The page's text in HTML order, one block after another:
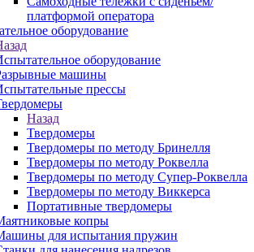
платформой оператора
оборудование
оборудование
машины
прессы
Назад
Твердомеры
Твердомеры по методу Бринелля
Твердомеры по методу Роквелла
Твердомеры по методу Супер-Роквелла
Твердомеры по методу Виккерса
Портативные твердомеры
копры
для испытания пружин